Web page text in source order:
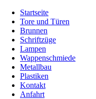
Startseite
Tore und Türen
Brunnen
Schriftzüge
Lampen
Wappenschmiede
Metallbau
Plastiken
Kontakt
Anfahrt